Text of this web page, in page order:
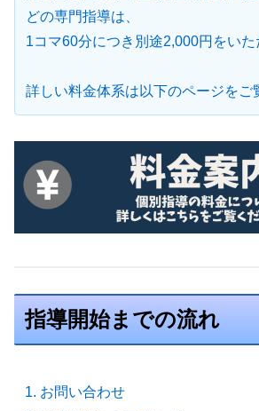
どの専門指導は、
1コマ60分につき別途2,000円をいた
詳しい料金体系は以下のページをご
指導開始までの流れ
お問い合わせ